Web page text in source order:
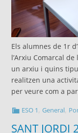
Els alumnes de 1r
l’Arxiu Comarcal
un arxiu i quins
realitzen una
per veure com a
ESO 1 ,General
SANT JORDI